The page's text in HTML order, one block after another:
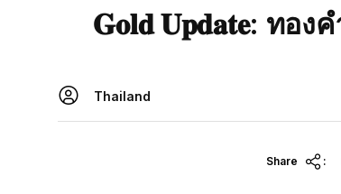
𝐆𝐨𝐥𝐝 𝐔𝐩𝐝𝐚𝐭𝐞: ทอง
Thailand
Share :